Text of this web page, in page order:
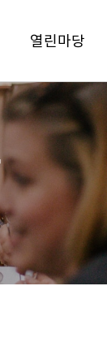
열린마당